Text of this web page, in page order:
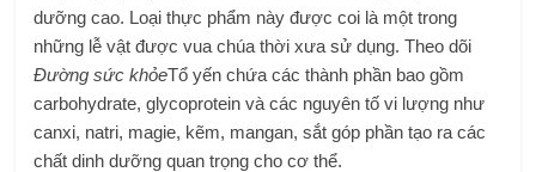
dưỡng cao. Loại thực phẩm này được coi là một trong
những lễ vật được vua chúa thời xưa sử dụng. Theo dõi
Đường sức khỏeTổ yến chứa các thành phần bao gồm
carbohydrate, glycoprotein và các nguyên tố vi lượng như
canxi, natri, magie, kẽm, mangan, sắt góp phần tạo ra các
chất dinh dưỡng quan trọng cho cơ thể.